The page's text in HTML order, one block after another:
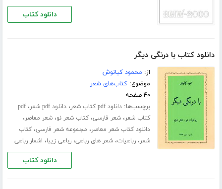
دانلود کتاب
دانلود کتاب با درنگی دیگر
از: محمود کیانوش
موضوع:کتاب‌های شعر
۴۰ صفحه
برچسب‌ها:دانلود pdf کتاب شعر ،دانلود pdf شعر ،pdf
کتاب شعر،شعر فارسی،کتاب شعر نو،شعر معاصر،
دانلود کتاب شعر معاصر، مجموعه شعر فارسی،کتاب
شعر،رباعیات،شعر های رباعی،رباعی زیبا، اشعار رباعی
دانلود کتاب